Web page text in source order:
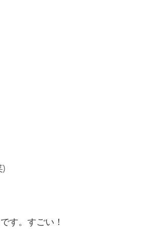
)
す。すごい！